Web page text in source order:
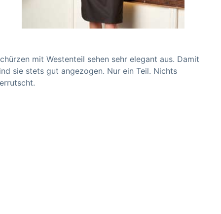
mit Westenteil sehen sehr elegant aus. Damit
sie stets gut angezogen. Nur ein Teil. Nichts